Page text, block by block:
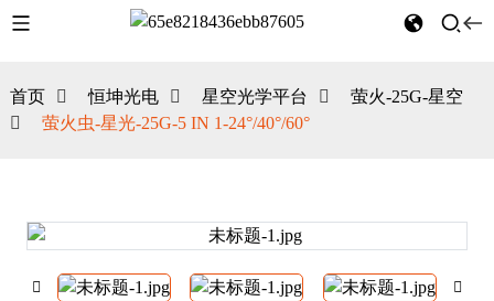
首页 恒坤光电 星空光学平台
萤火-25G-星空
萤火虫-星光-25G-5 IN 1-24°/40°/60°